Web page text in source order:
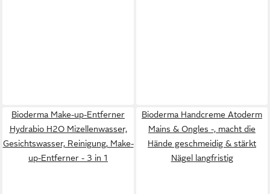
Bioderma Make-up-Entferner
Hydrabio H2O Mizellenwasser,
Gesichtswasser, Reinigung, Make-
up-Entferner - 3 in 1
Bioderma Handcreme Atoderm
Mains & Ongles -, macht die
Hände geschmeidig & stärkt
Nägel langfristig